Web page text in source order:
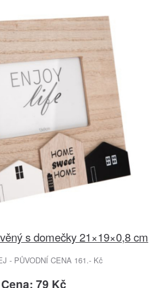
s domečky 21×19×0,8 cm
- PŮVODNÍ CENA 161.- Kč
Cena: 79 Kč